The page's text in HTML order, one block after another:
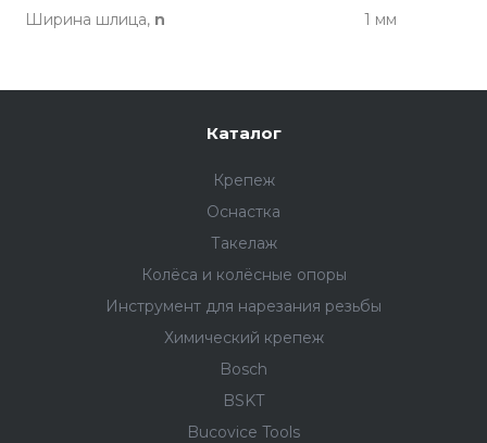
Ширина шлица, n 1 мм
Каталог
Крепеж
Оснастка
Такелаж
Колёса и колëсные опоры
Инструмент для нарезания резьбы
Химический крепеж
Bosch
BSKT
Bucovice Tools